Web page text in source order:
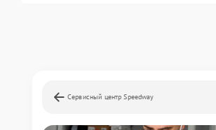
Сервисный центр Speedway